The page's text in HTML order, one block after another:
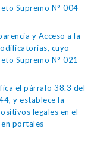
Supremo N° 004-
y Acceso a la
cuyo
Supremo N° 021-
el párrafo 38.3 del
y establece la
legales en el
portales